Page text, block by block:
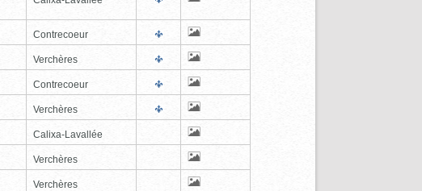
Contrecoeur
Verchères
Contrecoeur
Verchères
Calixa-Lavallée
Verchères
Verchères